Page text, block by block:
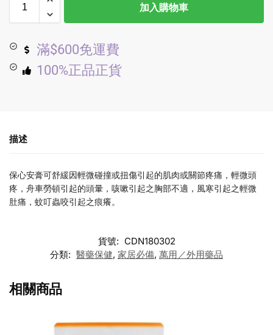
加入購物車
滿$600免運費
100%正品正貨
描述
保心安膏可舒緩因輕微碰撞或扭傷引起的肌肉或關節疼痛，輕微頭
疼，舟車勞頓引起的頭暈，咳嗽引起之胸部不適，風寒引起之輕微
肚痛，蚊叮蟲咬引起之痕癢。
貨號: CDN180302
分類: 醫藥保健, 家居必備, 萬用／外用藥品
相關商品